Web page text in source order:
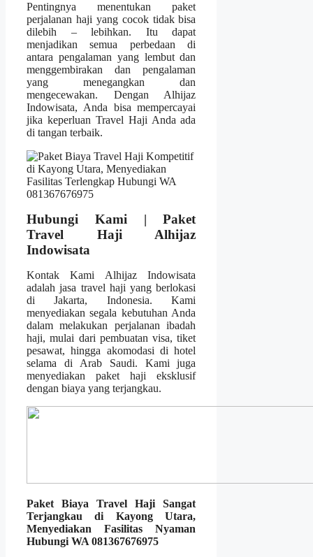
Pentingnya menentukan paket
perjalanan haji yang cocok tidak bisa
dilebih – lebihkan. Itu dapat
menjadikan semua perbedaan di
antara pengalaman yang lembut dan
menggembirakan dan pengalaman
yang menegangkan dan
mengecewakan. Dengan Alhijaz
Indowisata, Anda bisa mempercayai
jika keperluan Travel Haji Anda ada
di tangan terbaik.
Hubungi Kami | Paket
Travel Haji Alhijaz
Indowisata
Kontak Kami Alhijaz Indowisata
adalah jasa travel haji yang berlokasi
di Jakarta, Indonesia. Kami
menyediakan segala kebutuhan Anda
dalam melakukan perjalanan ibadah
haji, mulai dari pembuatan visa, tiket
pesawat, hingga akomodasi di hotel
selama di Arab Saudi. Kami juga
menyediakan paket haji eksklusif
dengan biaya yang terjangkau.
Paket Biaya Travel Haji Sangat
Terjangkau di Kayong Utara,
Menyediakan Fasilitas Nyaman
Hubungi WA 081367676975